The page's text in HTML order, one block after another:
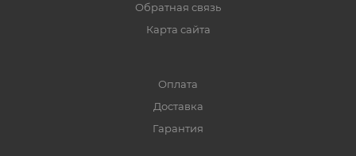
Обратная связь
Карта сайта
Оплата
Доставка
Гарантия